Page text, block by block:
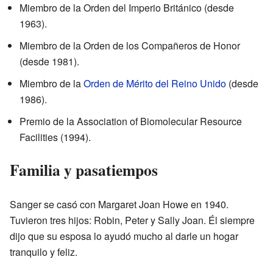
Miembro de la Orden del Imperio Británico (desde
1963).
Miembro de la Orden de los Compañeros de Honor
(desde 1981).
Miembro de laOrden de Mérito del Reino Unido (desde
1986).
Premio de la Association of Biomolecular Resource
Facilities (1994).
Familia y pasatiempos
Sanger se casó con Margaret Joan Howe en 1940.
Tuvieron tres hijos: Robin, Peter y Sally Joan. Él siempre
dijo que su esposa lo ayudó mucho al darle un hogar
tranquilo y feliz.